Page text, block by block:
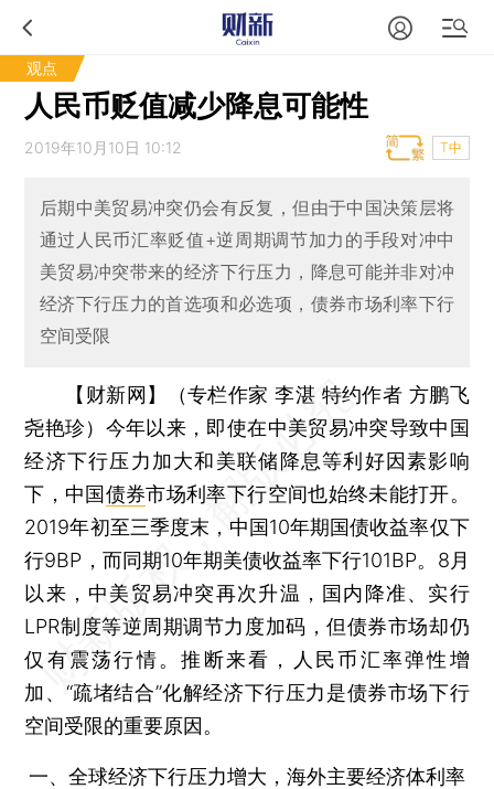
观点
人民币贬值减少降息可能性
2019年10月10日 10:12 T中
后期中美贸易冲突仍会有反复，但由于中国决策层将
通过人民币汇率贬值+逆周期调节加力的手段对冲中
美贸易冲突带来的经济下行压力，降息可能并非对冲
经济下行压力的首选项和必选项，债券市场利率下行
空间受限
【财新网】（专栏作家 李湛 特约作者 方鹏飞
尧艳珍） 今年以来，即使在中美贸易冲突导致中国
经济下行压力加大和美联储降息等利好因素影响
下，中国债券市场利率下行空间也始终未能打开。
2019年初至三季度末，中国10年期国债收益率仅下
行9BP，而同期10年期美债收益率下行101BP。8月
以来，中美贸易冲突再次升温，国内降准、实行
LPR制度等逆周期调节力度加码，但债券市场却仍
仅有震荡行情。推断来看，人民币汇率弹性增
加、“疏堵结合”化解经济下行压力是债券市场下行
空间受限的重要原因。
一、全球经济下行压力增大，海外主要经济体利率